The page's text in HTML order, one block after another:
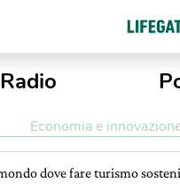
Radio
Economia e
dove fare turismo